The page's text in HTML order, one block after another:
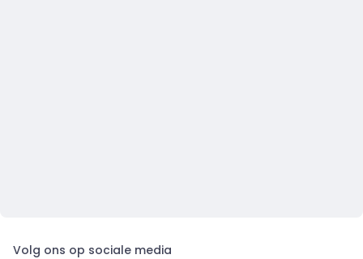
Volg ons op sociale media